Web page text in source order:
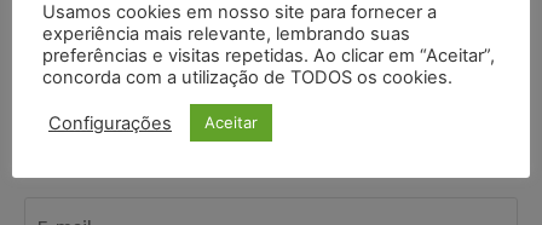
Usamos cookies em nosso site para fornecer a
experiência mais relevante, lembrando suas
preferências e visitas repetidas. Ao clicar em “Aceitar”,
concorda com a utilização de TODOS os cookies.
Configurações Aceitar